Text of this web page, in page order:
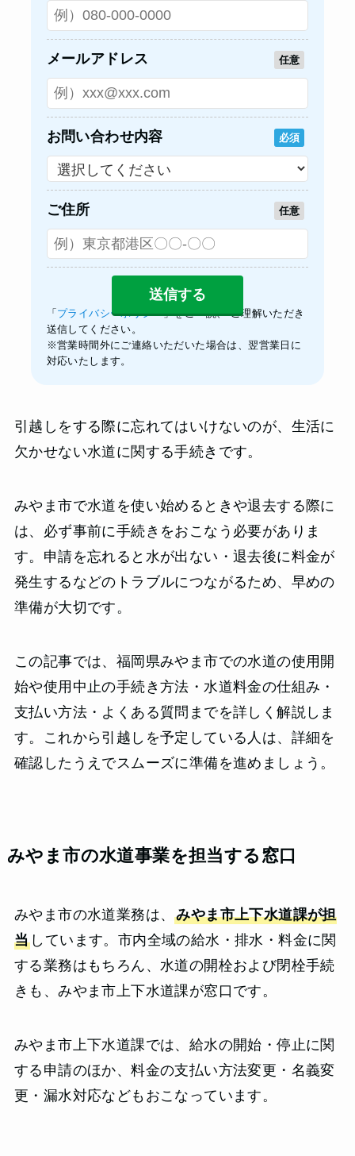
メールアドレス 任意
お問い合わせ内容 必須
ご住所 任意
「 プライバシーポリシー」をご一読、 ご理解いただき
送信してください。
※営業時間外にご連絡いただいた場合は、翌営業日に
対応いたします。
引越しをする際に忘れてはいけないのが、生活に
欠かせない水道に関する手続きです。
みやま市で水道を使い始めるときや退去する際に
は、必ず事前に手続きをおこなう必要がありま
す。申請を忘れると水が出ない・退去後に料金が
発生するなどのトラブルにつながるため、早めの
準備が大切です。
この記事では、福岡県みやま市での水道の使用開
始や使用中止の手続き方法・水道料金の仕組み・
支払い方法・よくある質問までを詳しく解説しま
す。これから引越しを予定している人は、詳細を
確認したうえでスムーズに準備を進めましょう。
みやま市の水道事業を担当する窓口
みやま市の水道業務は、みやま市上下水道課が担
当 しています。市内全域の給水・排水・料金に関
する業務はもちろん、水道の開栓および閉栓手続
きも、みやま市上下水道課が窓口です。
みやま市上下水道課では、給水の開始・停止に関
する申請のほか、料金の支払い方法変更・名義変
更・漏水対応などもおこなっています。